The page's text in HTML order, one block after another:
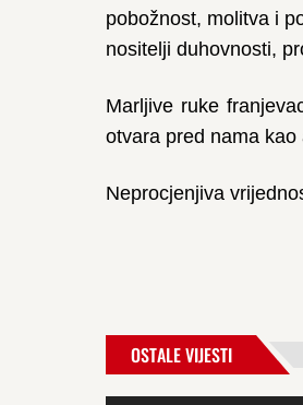
pobožnost, molitva i
nositelji duhovnosti,
Marljive ruke
otvara pred nama
Neprocjenjiva
OSTALE VIJESTI